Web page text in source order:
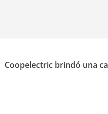
Coopelectric brindó una